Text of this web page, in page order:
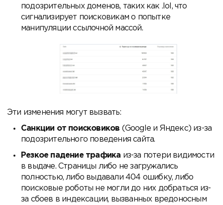
подозрительных доменов, таких как .lol, что
сигнализирует поисковикам о попытке
манипуляции ссылочной массой.
Эти изменения могут вызвать:
Санкции от поисковиков (Google и Яндекс) из-за
подозрительного поведения сайта.
Резкое падение трафика из-за потери видимости
в выдаче. Страницы либо не загружались
полностью, либо выдавали 404 ошибку, либо
поисковые роботы не могли до них добраться из-
за сбоев в индексации, вызванных вредоносным